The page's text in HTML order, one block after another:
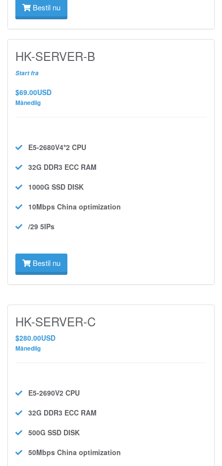
Bestil nu
HK-SERVER-B
Start fra
$69.00USD
Månedlig
E5-2680V4*2 CPU
32G DDR3 ECC RAM
1000G SSD DISK
10Mbps China optimization
/29 5IPs
Bestil nu
HK-SERVER-C
$280.00USD
Månedlig
E5-2690V2 CPU
32G DDR3 ECC RAM
500G SSD DISK
50Mbps China optimization